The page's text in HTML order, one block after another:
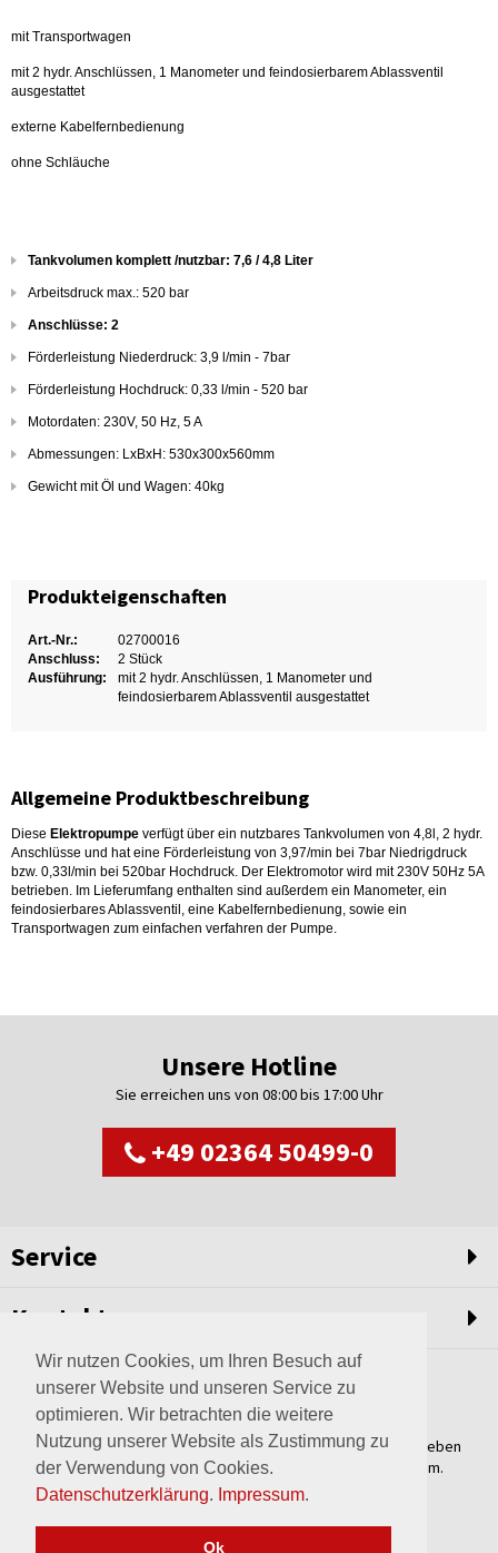
Wir nutzen Cookies, um Ihren Besuch auf
unserer Website und unseren Service zu
optimieren. Wir betrachten die weitere
Nutzung unserer Website als Zustimmung zu
der Verwendung von Cookies.
Datenschutzerklärung. Impressum.
Ok
mit Transportwagen
mit 2 hydr. Anschlüssen, 1 Manometer und feindosierbarem Ablassventil
ausgestattet
externe Kabelfernbedienung
ohne Schläuche
Tankvolumen komplett /nutzbar: 7,6 / 4,8 Liter
Arbeitsdruck max.: 520 bar
Anschlüsse: 2
Förderleistung Niederdruck: 3,9 l/min - 7bar
Förderleistung Hochdruck: 0,33 l/min - 520 bar
Motordaten: 230V, 50 Hz, 5 A
Abmessungen: LxBxH: 530x300x560mm
Gewicht mit Öl und Wagen: 40kg
Produkteigenschaften
Art.-Nr.:
02700016
Anschluss:
2 Stück
Ausführung:
mit 2 hydr. Anschlüssen, 1 Manometer und
feindosierbarem Ablassventil ausgestattet
Allgemeine Produktbeschreibung
Diese Elektropumpe verfügt über ein nutzbares Tankvolumen von 4,8l, 2 hydr.
Anschlüsse und hat eine Förderleistung von 3,97/min bei 7bar Niedrigdruck
bzw. 0,33l/min bei 520bar Hochdruck. Der Elektromotor wird mit 230V 50Hz 5A
betrieben. Im Lieferumfang enthalten sind außerdem ein Manometer, ein
feindosierbares Ablassventil, eine Kabelfernbedienung, sowie ein
Transportwagen zum einfachen verfahren der Pumpe.
Unsere Hotline
Sie erreichen uns von 08:00 bis 17:00 Uhr
+49 02364 50499-0
Service
Kontakt
Weltweit setzen wir unsere Erfahrungswerte und unser Streben
nach innovativen Lösungen in unvergleichliche Anlagen um.
Erfahren Sie mehr über uns.